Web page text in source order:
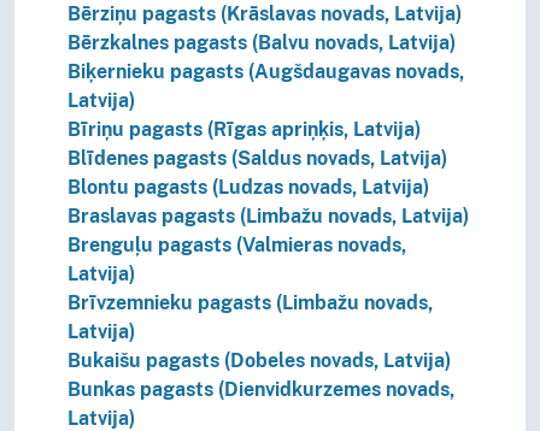
Bērziņu pagasts (Krāslavas novads, Latvija)
Bērzkalnes pagasts (Balvu novads, Latvija)
Biķernieku pagasts (Augšdaugavas novads,
Latvija)
Bīriņu pagasts (Rīgas apriņķis, Latvija)
Blīdenes pagasts (Saldus novads, Latvija)
Blontu pagasts (Ludzas novads, Latvija)
Braslavas pagasts (Limbažu novads, Latvija)
Brenguļu pagasts (Valmieras novads,
Latvija)
Brīvzemnieku pagasts (Limbažu novads,
Latvija)
Bukaišu pagasts (Dobeles novads, Latvija)
Bunkas pagasts (Dienvidkurzemes novads,
Latvija)